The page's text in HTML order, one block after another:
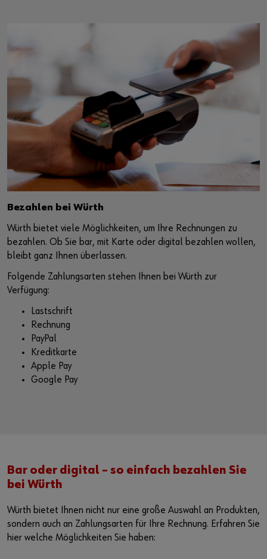
Bezahlen bei Würth
Würth bietet viele Möglichkeiten, um Ihre Rechnungen zu
bezahlen. Ob Sie bar, mit Karte oder digital bezahlen wollen,
bleibt ganz Ihnen überlassen.
Folgende Zahlungsarten stehen Ihnen bei Würth zur
Verfügung:
Lastschrift
Rechnung
PayPal
Kreditkarte
Apple Pay
Google Pay
Bar oder digital – so einfach bezahlen Sie
bei Würth
Würth bietet Ihnen nicht nur eine große Auswahl an Produkten,
sondern auch an Zahlungsarten für Ihre Rechnung. Erfahren Sie
hier welche Möglichkeiten Sie haben: